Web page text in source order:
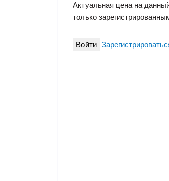
Актуальная цена на
только
Войти